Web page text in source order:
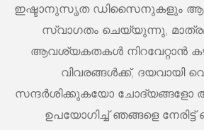
ഇഷ്ടാനുസൃത ഡിസൈനുകളും
സ്വാഗതം ചെയ്യുന്നു,
ആവശ്യകതകൾ നിറവേറ്റാൻ
വിവരങ്ങൾക്ക്, ദയവായി
സന്ദർശിക്കുകയോ
ഉപയോഗിച്ച് ഞങ്ങളെ